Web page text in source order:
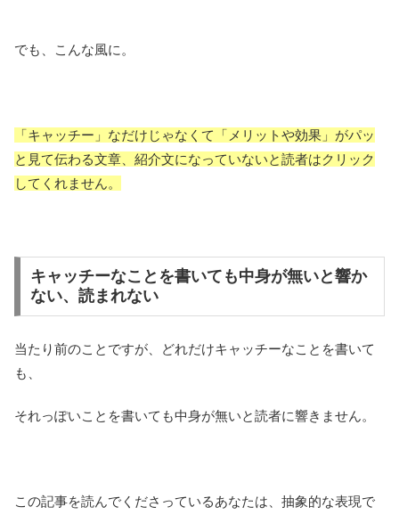
でも、こんな風に。
「キャッチー」なだけじゃなくて「メリットや効果」がパッ
と見て伝わる文章、紹介文になっていないと読者はクリック
してくれません。
キャッチーなことを書いても中身が無いと響か
ない、読まれない
当たり前のことですが、どれだけキャッチーなことを書いて
も、
それっぽいことを書いても中身が無いと読者に響きません。
この記事を読んでくださっているあなたは、抽象的な表現で